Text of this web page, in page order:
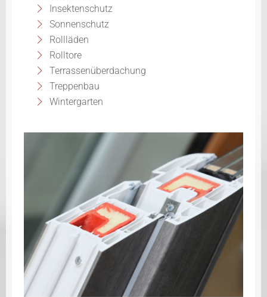
Insektenschutz
Sonnenschutz
Rollläden
Rolltore
Terrassenüberdachung
Treppenbau
Wintergarten